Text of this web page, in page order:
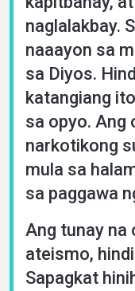
naglalakbay.
naaayon sa
sa Diyos.
katangiang
sa opyo. Ang
narkotikong
mula sa
sa paggawa
Ang tunay na
ateismo,
Sapagkat